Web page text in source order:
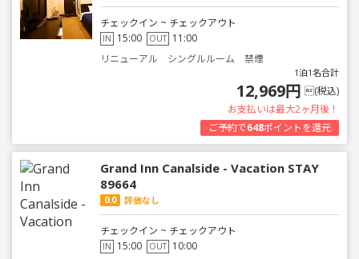
チェックイン ~ チェックアウト
IN 15:00 OUT 11:00
リニューアル シングルルーム 禁煙
1泊1名合計
12,969円 (税込)
お支払いは最大2ヶ月後！
ご予約で648ポイントを還元
Grand Inn Canalside - Vacation STAY
89664
0.0 評価なし
チェックイン ~ チェックアウト
IN 15:00 OUT 10:00